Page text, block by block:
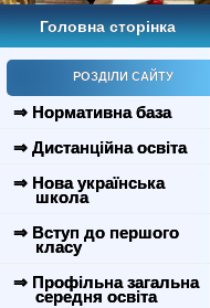
Головна сторінка
РОЗДІЛИ САЙТУ
⇒ Нормативна база
⇒ Дистанційна освіта
⇒ Нова українська
школа
⇒ Вступ до першого
класу
⇒ Профільна загальна
середня освіта